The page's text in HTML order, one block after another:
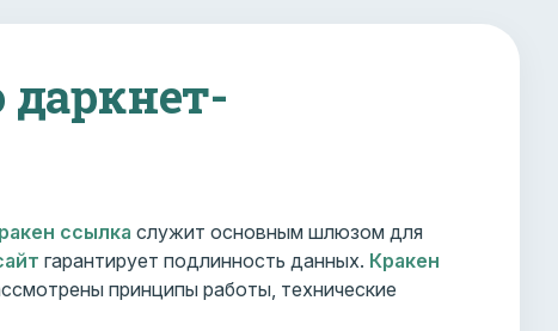
даркнет-
ссылка служит основным шлюзом для
гарантирует подлинность данных. Кракен
принципы работы, технические